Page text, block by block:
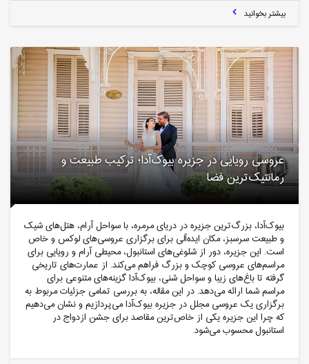
بیشتر بخوانید
عروسی رویایی در جزیره بیوک‌آدا؛ ترکیب طبیعت و
رمانتیک‌ترین فضا
بیوک‌آدا، بزرگ‌ترین جزیره در دریای مرمره، با سواحل آرام، هتل‌های شیک
و طبیعت سرسبز، مکان ایده‌آلی برای برگزاری عروسی‌های لوکس و خاص
است. این جزیره، دور از شلوغی‌های استانبول، محیطی آرام و رویایی برای
مراسم‌های عروسی کوچک و بزرگ فراهم می‌کند. از عمارت‌های تاریخی
گرفته تا باغ‌های زیبا و سواحل شنی، بیوک‌آدا گزینه‌های متنوعی برای
مراسم شما ارائه می‌دهد. در این مقاله، به بررسی تمامی جزئیات مربوط به
برگزاری یک عروسی مجلل در جزیره بیوک‌آدا می‌پردازیم و نشان می‌دهیم
که چرا این جزیره یکی از خاص‌ترین مقاصد برای جشن ازدواج در
استانبول محسوب می‌شود.